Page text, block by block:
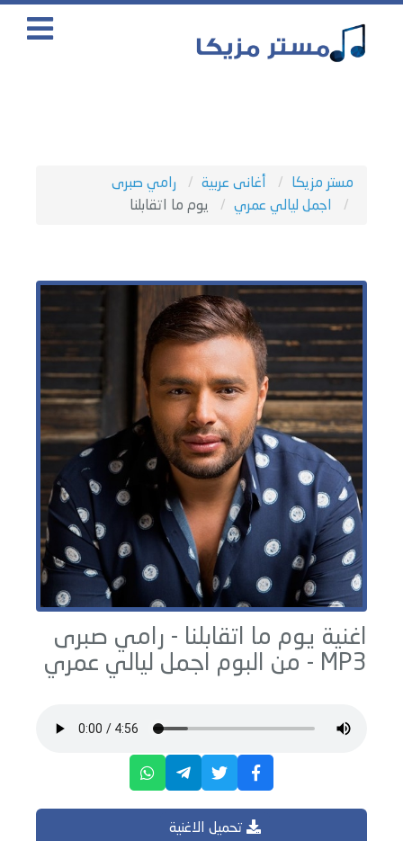
مستر مزيكا أغانى عربية
رامي صبرى
اجمل ليالي عمري
يوم ما اتقابلنا
اغنية يوم ما اتقابلنا - رامي صبرى
MP3 - من البوم
اجمل ليالي عمري
تحميل الاغنية